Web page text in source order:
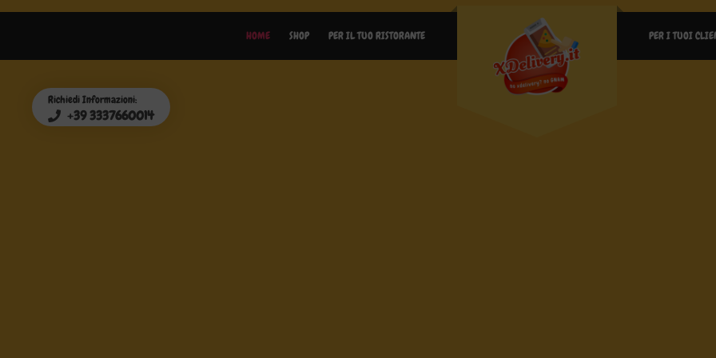
PER I TUOI
HOME SHOP PER IL TUO RISTORANTE
Richiedi Informazioni:
+39 3337660014
PASSWORD*RICHIESTO